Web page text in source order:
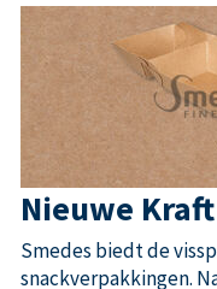
Nieuwe
Smedes biedt de
snackverpakkingen.